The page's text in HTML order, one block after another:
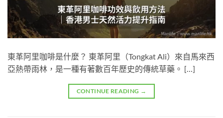
東革阿里咖啡是什麼？ 東革阿里（Tongkat Ali）來自馬來西
亞熱帶雨林，是一種有著數百年歷史的傳統草藥。 […]
CONTINUE READING →